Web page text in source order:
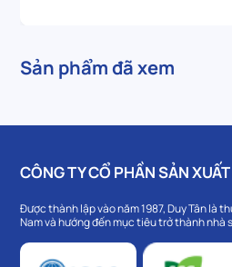
Sản phẩm đã xem
CÔNG TY CỔ PHẦN SẢN
Được thành lập vào năm 1987, Duy Tân là
Nam và hướng đến mục tiêu trở thành nhà